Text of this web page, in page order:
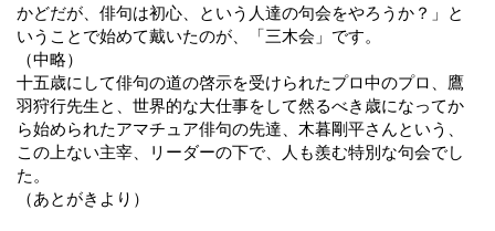
かどだが、俳句は初心、という人達の句会をやろうか？」と
いうことで始めて戴いたのが、「三木会」です。
（中略）
十五歳にして俳句の道の啓示を受けられたプロ中のプロ、鷹
羽狩行先生と、世界的な大仕事をして然るべき歳になってか
ら始められたアマチュア俳句の先達、木暮剛平さんという、
この上ない主宰、リーダーの下で、人も羨む特別な句会でし
た。
（あとがきより）